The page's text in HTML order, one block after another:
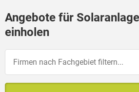
Angebote für
einholen